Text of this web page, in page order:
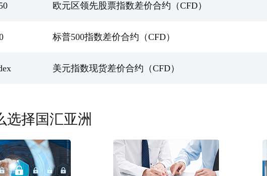
欧元区领先股票指数差价合约（CFD）
标普500指数差价合约（CFD）
美元指数现货差价合约（CFD）
选择国汇亚洲